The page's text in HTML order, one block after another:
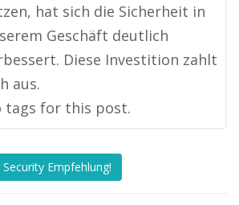
hat sich die Sicherheit in
Geschäft deutlich
Diese Investition zahlt
aus.
tags for this post.
Security Empfehlung!